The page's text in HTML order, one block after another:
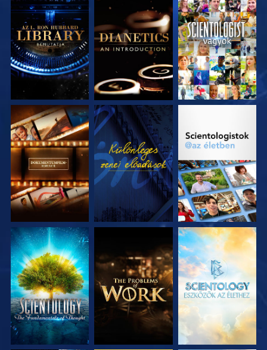
A SOROZAT
RÉSZEI
A SOROZAT
RÉSZEI
MŰSORNÉZÉS
A SOROZAT
RÉSZEI
MŰSORNÉZÉS
A SOROZAT
A SOROZAT
RÉSZEI
A SOROZAT
RÉSZEI
A SOROZAT
RÉSZEI